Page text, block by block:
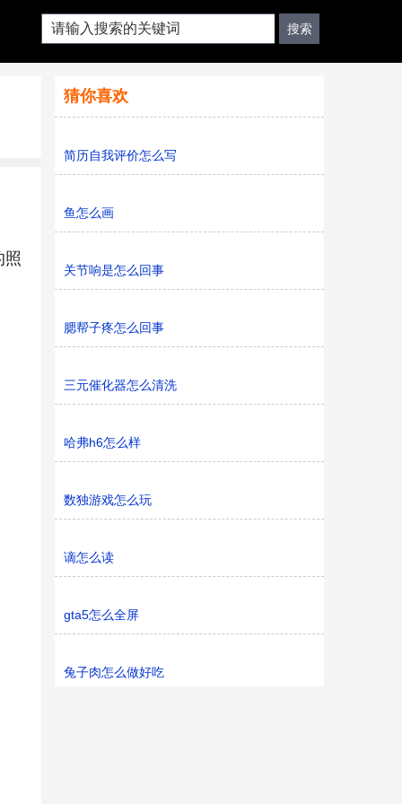
照
猜你喜欢
简历自我评价怎么写
鱼怎么画
关节响是怎么回事
腮帮子疼怎么回事
三元催化器怎么清洗
哈弗h6怎么样
数独游戏怎么玩
谪怎么读
gta5怎么全屏
兔子肉怎么做好吃